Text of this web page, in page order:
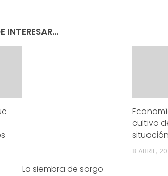
INTERESAR...
La siembra de sorgo
cultivo
8 ABRIL,